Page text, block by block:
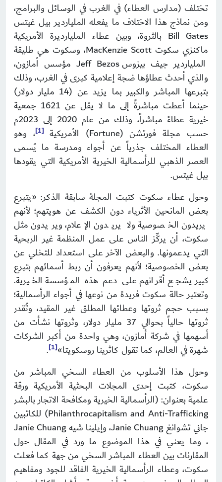
تختلف (مدارس العطاء) في الغرب في الوسائل والبرامج،
ومن نماذج هذا الاختلاف ما يفعله الملياردير بيل غيتس
Bill Gates بالثروة، وبين عطاء المليارديرة الأمريكية
ماكنزي سكوت MacKenzie Scott، وسكوت هي طليقة
الملياردير جيف بيزوس Jeff Bezos مؤسس أمازون،
والذي أحدث عطاؤها ضجة إعلامية كبرى في الغرب، وذلك
بتبرعها المباشر والكبير بما يزيد عن (14 مليار دولار)
حينما أعطت مباشرةً إلى ما لا يقل عن 1621 جمعية
خيرية عطاءً مباشراً، وذلك من عام 2020 إلى 2023م
حسب مجلة فورتشن (Fortune) الأمريكية
[1] ، وهو
العطاء المختلف جذرياً عن أجواء ومدرسة ما يُسمى
العصر الذهبي للرأسمالية الخيرية الأمريكية التي يقودها
بيل غيتس.
وحول عطاء سكوت كتبت المجلة سابقة الذكر: «يتبرع
بعض المانحين الأثرياء دون الكشف عن هويتهم؛ لأنهم
يريدون الخصوصية ولا يريدون الإعلام، ويريدون مثل
سكوت، أن يركِّز الناس على عمل المنظمة غير الربحية
التي يدعمونها. والبعض الآخر على استعداد للتخلي عن
بعض الخصوصية؛ لأنهم يعرفون أن ربط أسمائهم بتبرع
كبير يشجع أقرانهم على دعم هذه المؤسسة الخيرية.
وتعتبر حالة سكوت فريدة من نوعها في أجواء الرأسمالية؛
بسبب حجم ثروتها وعطائها المطلق غير المقيد، وتُقدر
ثروتها حالياً بحوالي 37 مليار دولار، وثروتها نشأت من
أسهمها في شركة أمازون، وهي واحدة من أكبر الشركات
شهرة في العالم، كما تقول كاثرينا روسكويتا»[1]
.
وحول هذا الأسلوب من العطاء السخي المباشر من
سكوت، كتبت إحدى المجلات البحثية الأمريكية ورقة
علمية بعنوان: (الرأسمالية الخيرية ومكافحة الاتجار بالبشر
Philanthrocapitalism and Anti-Trafficking) للكاتبين
جاني تشوانغ Janie Chuang، وإيلينا شيه Janie Chuang
، وما يعني في هذا الموضوع ما ورد في المقال حول
المقارنات بين العطاء المباشر السخي من جهة كما فعلت
سكوت، وعطاء الرأسمالية الخيرية الفاقد للجود ومفاهيم